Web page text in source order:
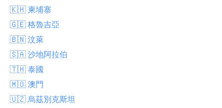
🇰🇭 柬埔寨
🇬🇪 格魯吉亞
🇧🇳 汶萊
🇸🇦 沙地阿拉伯
🇹🇭 泰國
🇲🇴 澳門
🇺🇿 烏茲別克斯坦